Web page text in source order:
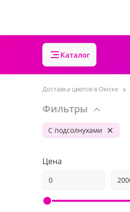
Каталог
Доставка цветов в Омске
Фильтры
С подсолнухами
Цена